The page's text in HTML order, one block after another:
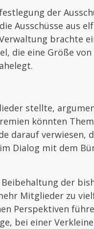
der
Ausschüsse aus elf
brachte
die eine Größe von
stellte,
könnten
darauf verwiesen,
Dialog mit dem
der
Mitglieder zu
Perspektiven
bei einer